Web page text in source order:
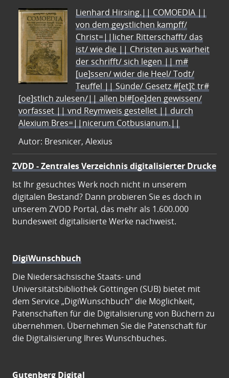
Lienhard Hirsing.|| COMOEDIA ||
von dem geystlichen kampff/
Christ=||licher Ritterschafft/ das
ist/ wie die || Christen aus warheit
der schrifft/ sich legen || m#
[ue]ssen/ wider die Heel/ Todt/
Teuffel || Sünde/ Gesetz #[et]c̃ tr#
[oe]stlich zulesen/|| allen bl#[oe]den gewissen/
vorfasset || vnd Reymweis gestellet || durch
Alexium Bres=||nicerum Cotbusianum.||
Autor: Bresnicer, Alexius
ZVDD - Zentrales Verzeichnis digitalisierter Drucke
Ist Ihr gesuchtes Werk noch nicht in unserem
digitalen Bestand? Dann probieren Sie es doch in
unserem ZVDD Portal, das mehr als 1.600.000
bundesweit digitalisierte Werke nachweist.
DigiWunschbuch
Die Niedersächsische Staats- und
Universitätsbibliothek Göttingen (SUB) bietet mit
dem Service „DigiWunschbuch” die Möglichkeit,
Patenschaften für die Digitalisierung von Büchern zu
übernehmen. Übernehmen Sie die Patenschaft für
die Digitalisierung Ihres Wunschbuches.
Gutenberg Digital